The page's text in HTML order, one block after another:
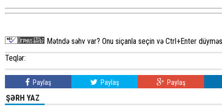
Mətndə səhv var? Onu siçanla seçin və Ctrl+Enter
Teqlər:
Paylaş Paylaş Paylaş
ŞƏRH YAZ